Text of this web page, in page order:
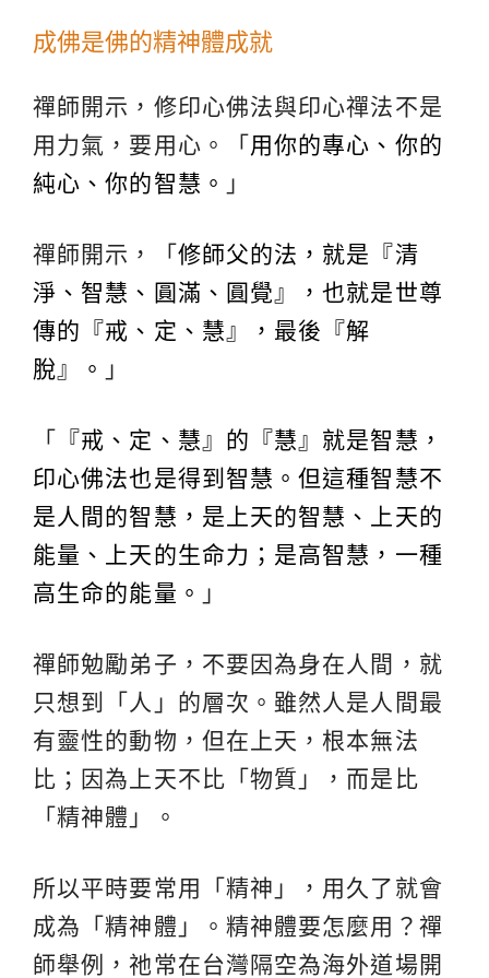
成佛是佛的精神體成就
禪師開示，修印心佛法與印心禪法不是
用力氣，要用心。「 用你的專心、你的
純心、你的智慧。 」
禪師開示，「 修師父的法，就是『清
淨、智慧、圓滿、圓覺』，也就是世尊
傳的『戒、定、慧』，最後『解
脫』。 」
「
『戒、定、慧』的『慧』就是智慧，
印心佛法也是得到智慧。但這種智慧不
是人間的智慧，是上天的智慧、上天的
能量、上天的生命力；是高智慧，一種
高生命的能量。 」
禪師勉勵弟子，不要因為身在人間，就
只想到「人」的層次。雖然人是人間最
有靈性的動物，但在上天，根本無法
比；因為上天不比「物質」，而是比
「精神體」。
所以平時要常用「精神」，用久了就會
成為「精神體」。精神體要怎麼用？禪
師舉例，祂常在台灣隔空為海外道場開